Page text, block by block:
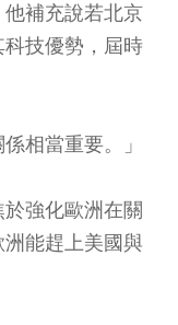
補充說若北京
技優勢，屆時
相當重要。」
強化歐洲在關
能趕上美國與